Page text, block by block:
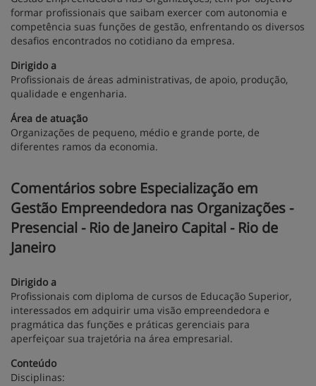
formar profissionais que saibam exercer com autonomia e
competência suas funções de gestão, enfrentando os diversos
desafios encontrados no cotidiano da empresa.
Dirigido a
Profissionais de áreas administrativas, de apoio, produção,
qualidade e engenharia.
Área de atuação
Organizações de pequeno, médio e grande porte, de
diferentes ramos da economia.
Comentários sobre Especialização em
Gestão Empreendedora nas Organizações -
Presencial - Rio de Janeiro Capital - Rio de
Janeiro
Dirigido a
Profissionais com diploma de cursos de Educação Superior,
interessados em adquirir uma visão empreendedora e
pragmática das funções e práticas gerenciais para
aperfeiçoar sua trajetória na área empresarial.
Conteúdo
Disciplinas: